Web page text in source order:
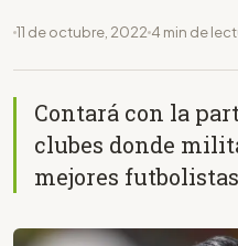
11 de octubre, 2022 4 min de
Contará con la
clubes donde
mejores